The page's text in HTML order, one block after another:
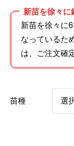
新苗を徐々に
新苗を徐々に
なっているた
は、ご注文確
苗種